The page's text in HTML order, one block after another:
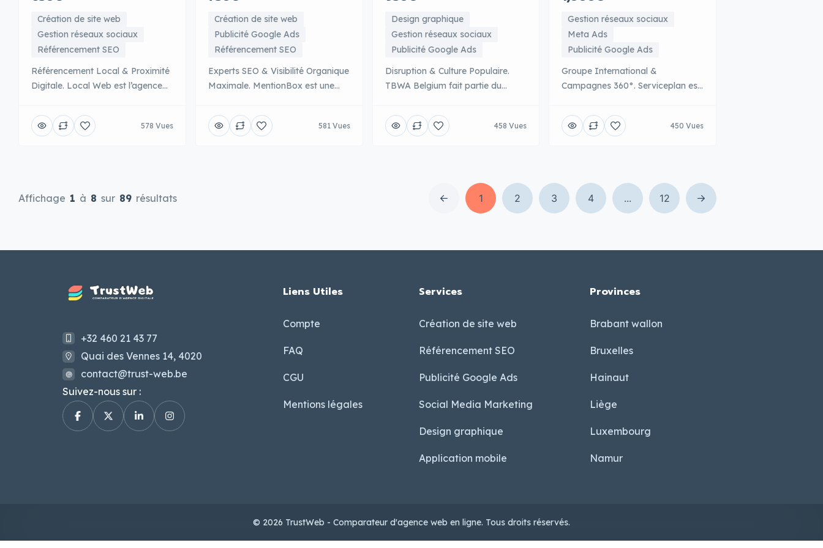
Création de site web
Gestion réseaux sociaux
Référencement SEO
Référencement Local & Proximité
Digitale. Local Web est l’agence
TPE et PME bruxelloises. Leur
expertise couvre l’optimisation
Local Web comprend
578 Vues
Création de site web
Publicité Google Ads
Référencement SEO
Experts SEO & Visibilité Organique
Maximale. MentionBox est une
exclusivement en référencement
naturel (SEO). Leur expertise581 Vues
Design graphique
Gestion réseaux sociaux
Publicité Google Ads
Disruption & Culture Populaire.
TBWA Belgium fait partie du
pour sa méthodologie Disruption
qui aide les marques à se
campagnes culturellement
pertinentes qui s’inscrivent dans
458 Vues
Gestion réseaux sociaux
Meta Ads
Publicité Google Ads
Groupe International &
Campagnes 360°. Serviceplan est
indépendantes d’Europe avec une
présence en Belgique. Leur
un même toit : création
publicitaire, médias, PR, digital,
450 Vues
Affichage 1 à 8 sur 89 résultats 1 2 3 4 ... 12
+32 460 21 43 77
Quai des Vennes 14, 4020
contact@trust-web.be
Suivez-nous sur :
Liens Utiles
Compte
FAQ
CGU
Mentions légales
Services
Création de site web
Référencement SEO
Publicité Google Ads
Social Media Marketing
Design graphique
Application mobile
Provinces
Brabant wallon
Bruxelles
Hainaut
Liège
Luxembourg
Namur
© 2026 TrustWeb - Comparateur d'agence web en ligne. Tous droits réservés.